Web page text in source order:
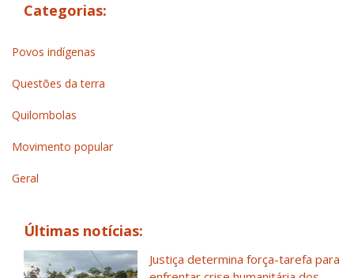
Categorias:
Povos indígenas
Questões da terra
Quilombolas
Movimento popular
Geral
Últimas notícias:
Justiça determina força-tarefa para